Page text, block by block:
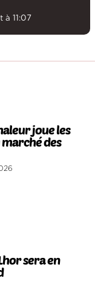
11:07
joue les
des
sera en